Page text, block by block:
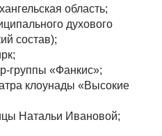
область;
духового
состав);
группы «Фанкис»;
клоунады «Высокие
Натальи Ивановой;